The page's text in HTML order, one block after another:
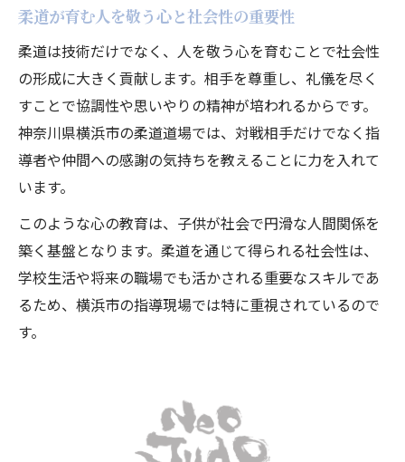
柔道が育む人を敬う心と社会性の重要性
柔道は技術だけでなく、人を敬う心を育むことで社会性
の形成に大きく貢献します。相手を尊重し、礼儀を尽く
すことで協調性や思いやりの精神が培われるからです。
神奈川県横浜市の柔道道場では、対戦相手だけでなく指
導者や仲間への感謝の気持ちを教えることに力を入れて
います。
このような心の教育は、子供が社会で円滑な人間関係を
築く基盤となります。柔道を通じて得られる社会性は、
学校生活や将来の職場でも活かされる重要なスキルであ
るため、横浜市の指導現場では特に重視されているので
す。